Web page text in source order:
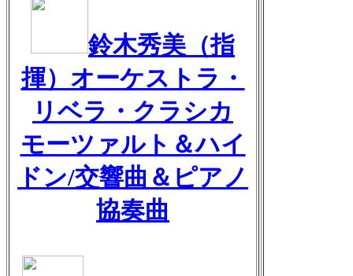
鈴木秀美（指
揮）オーケストラ・
リベラ・クラシカ
モーツァルト＆ハイ
ドン/交響曲＆ピアノ
協奏曲